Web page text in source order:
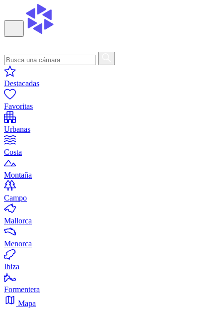
Destacadas
Favoritas
Urbanas
Costa
Montaña
Campo
Mallorca
Menorca
Ibiza
Formentera
Mapa